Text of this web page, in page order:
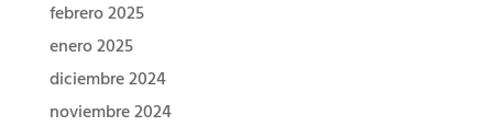
febrero 2025
enero 2025
diciembre 2024
noviembre 2024